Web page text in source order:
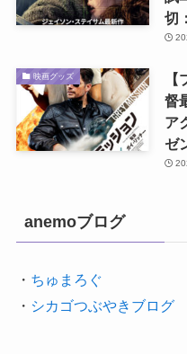
切
映画グッズ
督
ア
ゼ
anemoブログ
・ ちゅまろぐ
・ シカゴつぶやきブログ